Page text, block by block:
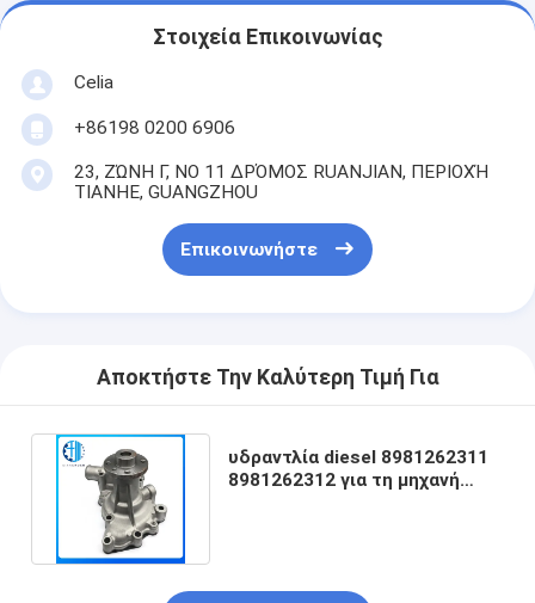
Στοιχεία Επικοινωνίας
Celia
+86198 0200 6906
23, ΖΏΝΗ Γ, ΝΟ 11 ΔΡΌΜΟΣ RUANJIAN, ΠΕΡΙΟΧΉ
TIANHE, GUANGZHOU
Επικοινωνήστε
Αποκτήστε Την Καλύτερη Τιμή Για
υδραντλία diesel 8981262311
8981262312 για τη μηχανή